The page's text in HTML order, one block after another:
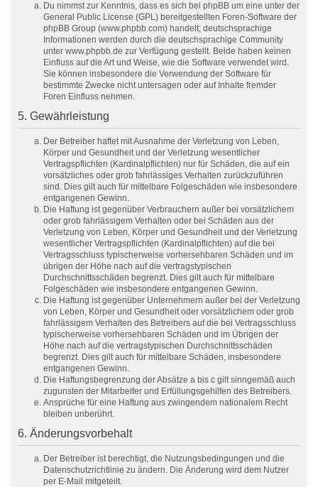
Du nimmst zur Kenntnis, dass es sich bei phpBB um eine unter der
General Public License (GPL) bereitgestellten Foren-Software der
phpBB Group (www.phpbb.com) handelt; deutschsprachige
Informationen werden durch die deutschsprachige Community
unter www.phpbb.de zur Verfügung gestellt. Beide haben keinen
Einfluss auf die Art und Weise, wie die Software verwendet wird.
Sie können insbesondere die Verwendung der Software für
bestimmte Zwecke nicht untersagen oder auf Inhalte fremder
Foren Einfluss nehmen.
5. Gewährleistung
Der Betreiber haftet mit Ausnahme der Verletzung von Leben,
Körper und Gesundheit und der Verletzung wesentlicher
Vertragspflichten (Kardinalpflichten) nur für Schäden, die auf ein
vorsätzliches oder grob fahrlässiges Verhalten zurückzuführen
sind. Dies gilt auch für mittelbare Folgeschäden wie insbesondere
entgangenen Gewinn.
Die Haftung ist gegenüber Verbrauchern außer bei vorsätzlichem
oder grob fahrlässigem Verhalten oder bei Schäden aus der
Verletzung von Leben, Körper und Gesundheit und der Verletzung
wesentlicher Vertragspflichten (Kardinalpflichten) auf die bei
Vertragsschluss typischerweise vorhersehbaren Schäden und im
übrigen der Höhe nach auf die vertragstypischen
Durchschnittsschäden begrenzt. Dies gilt auch für mittelbare
Folgeschäden wie insbesondere entgangenen Gewinn.
Die Haftung ist gegenüber Unternehmern außer bei der Verletzung
von Leben, Körper und Gesundheit oder vorsätzlichem oder grob
fahrlässigem Verhalten des Betreibers auf die bei Vertragsschluss
typischerweise vorhersehbaren Schäden und im Übrigen der
Höhe nach auf die vertragstypischen Durchschnittsschäden
begrenzt. Dies gilt auch für mittelbare Schäden, insbesondere
entgangenen Gewinn.
Die Haftungsbegrenzung der Absätze a bis c gilt sinngemäß auch
zugunsten der Mitarbeiter und Erfüllungsgehilfen des Betreibers.
Ansprüche für eine Haftung aus zwingendem nationalem Recht
bleiben unberührt.
6. Änderungsvorbehalt
Der Betreiber ist berechtigt, die Nutzungsbedingungen und die
Datenschutzrichtlinie zu ändern. Die Änderung wird dem Nutzer
per E-Mail mitgeteilt.